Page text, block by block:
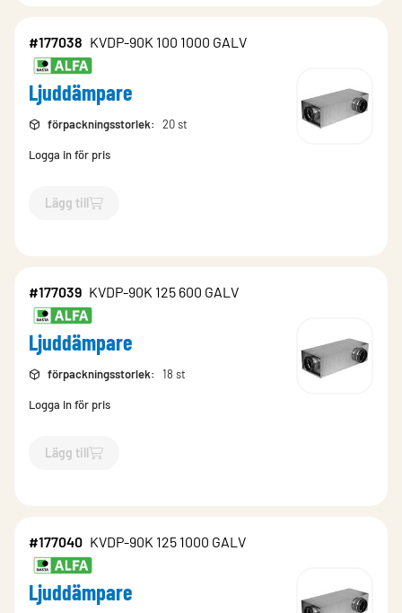
#177038 KVDP-90K 100 1000 GALV
Ljuddämpare
förpackningsstorlek: 20 st
Logga in för pris
Lägg till
`$Lägg till
#177039 KVDP-90K 125 600 GALV
Ljuddämpare
förpackningsstorlek: 18 st
Logga in för pris
Lägg till
`$Lägg till
#177040 KVDP-90K 125 1000 GALV
Ljuddämpare